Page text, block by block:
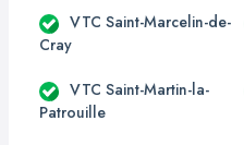
VTC Saint-Marcelin-de-
Cray
VTC Saint-Martin-la-
Patrouille